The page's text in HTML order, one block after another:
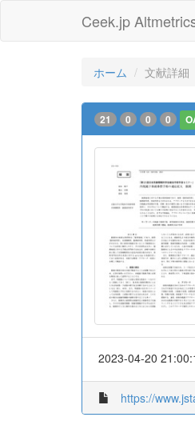
Ceek.jp
ホーム 文献詳細
21 0 0 0
2023-04-20
https://